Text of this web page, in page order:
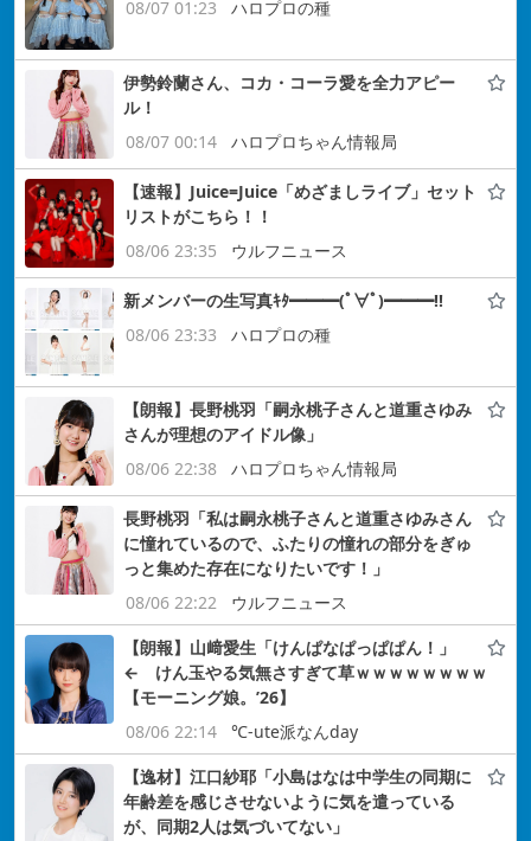
08/07 01:23 ハロプロの種
伊勢鈴蘭さん、コカ・コーラ愛を全力アピー
ル！
08/07 00:14
ハロプロちゃん情報局
【速報】Juice=Juice「めざましライブ」セット
リストがこちら！！
08/06 23:35
ウルフニュース
新メンバーの生写真ｷﾀ━━━(ﾟ∀ﾟ)━━━!!
08/06 23:33
ハロプロの種
【朗報】長野桃羽「嗣永桃子さんと道重さゆみ
さんが理想のアイドル像」
08/06 22:38
ハロプロちゃん情報局
長野桃羽「私は嗣永桃子さんと道重さゆみさん
に憧れているので、ふたりの憧れの部分をぎゅ
っと集めた存在になりたいです！」
08/06 22:22
ウルフニュース
【朗報】山﨑愛生「けんぱなぱっぱぱん！」
← けん玉やる気無さすぎて草ｗｗｗｗｗｗｗｗ
【モーニング娘。’26】
08/06 22:14
℃-ute派なんday
【逸材】江口紗耶「小島はなは中学生の同期に
年齢差を感じさせないように気を遣っている
が、同期2人は気づいてない」